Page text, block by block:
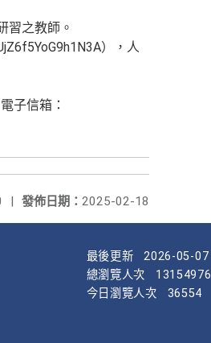
習之教師。
），人
子信箱：
發佈日期： 2025-02-18
|
最後更新
2026-05-07
總瀏覽人次
13154976
今日瀏覽人次
36554